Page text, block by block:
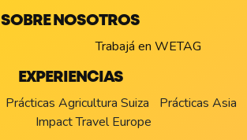
SOBRE NOSOTROS
Trabajá en WETAG
EXPERIENCIAS
Prácticas Agricultura Suiza Prácticas Asia
Impact Travel Europe